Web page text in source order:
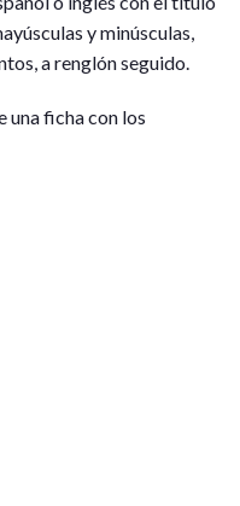
y minúsculas,
a renglón seguido.
una ficha con los